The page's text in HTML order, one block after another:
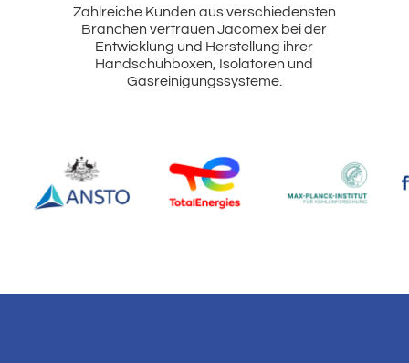
Zahlreiche Kunden aus verschiedensten
Branchen vertrauen Jacomex bei der
Entwicklung und Herstellung ihrer
Handschuhboxen, Isolatoren und
Gasreinigungssysteme.